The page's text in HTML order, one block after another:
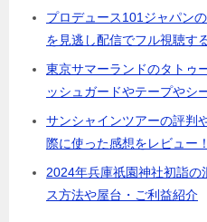
プロデュース101ジャパン
を見逃し配信でフル視聴す
東京サマーランドのタトゥ
ッシュガードやテープやシ
サンシャインツアーの評判
際に使った感想をレビュー！
2024年兵庫祇園神社初詣
ス方法や屋台・ご利益紹介